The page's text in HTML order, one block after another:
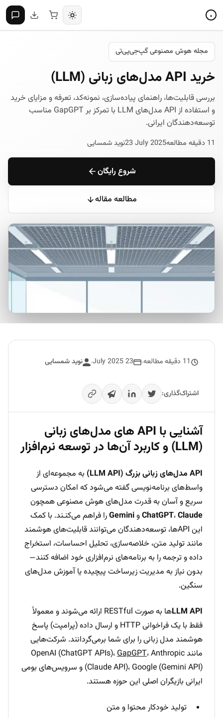
مجله هوش مصنوعی گپ‌جی‌پی‌تی
خرید API مدل‌های زبانی (LLM)
بررسی قابلیت‌ها، راهنمای پیاده‌سازی، نمونه‌کد، تعرفه و مزایای خرید
و استفاده از API مدل‌های LLM با تمرکز بر GapGPT مناسب
توسعه‌دهندگان ایرانی.
11 دقیقه مطالعه 23 July 2025نوید شمسایی
شروع رایگان
مطالعه مقاله
11 دقیقه مطالعه 23 July 2025 نوید شمسایی
اشتراک‌گذاری:
آشنایی با API های مدل‌های زبانی
(LLM) و کاربرد آن‌ها در توسعه نرم‌افزار
API مدل‌های زبانی بزرگ (LLM API)
به مجموعه‌ای از
واسط‌های برنامه‌نویسی گفته می‌شود که امکان دسترسی
سریع و آسان به قدرت مدل‌های هوش مصنوعی همچون
ChatGPT،Claude وGeminiرا فراهم می‌کنـند. با کمک
این APIها، توسعه‌دهندگان می‌توانند قابلیت‌های هوشمند
مانند تولید متن، خلاصه‌سازی، تحلیل احساسات، استخراج
داده و ترجمه را به برنامه‌های نرم‌افزاری خود اضافه کنند—
بدون نیاز به مدیریت زیرساخت پیچیده یا آموزش مدل‌های
سنگین.
LLM API
ها به صورت RESTful ارائه می‌شوند و معمولاً
فقط با یک فراخوانی HTTP و ارسال داده (پرامپت) پاسخ
هوشمند مدل زبانی را برای شما برمی‌گردانند. شرکت‌هایی
مانند OpenAI (ChatGPT APIs)،
GapGPT، Anthropic
(Claude API)، Google (Gemini API) و سرویس‌های بومی
ایرانی بازیگران اصلی این حوزه هستند.
تولید خودکار محتوا و متن